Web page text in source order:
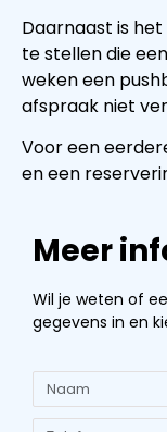
Daarnaast is
te stellen die
weken een
afspraak niet
Voor een
en een
Meer
Wil je weten of
gegevens in en